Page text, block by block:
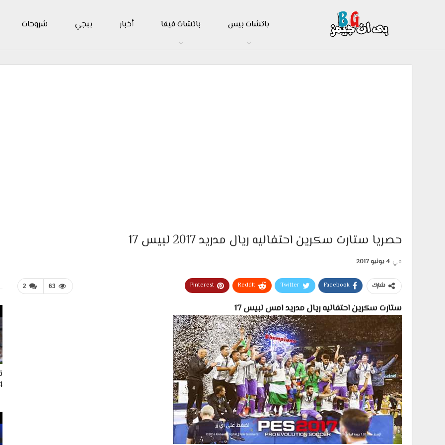
باتشات بيس باتشات فيفا أخبار ببجي شروحات
حصريا ستارت سكرين احتفاليه ريال مدريد 2017 لبيس 17
في 4 يونيو 2017
2 63 شارك Facebook
Twitter
ReddIt
Pinterest
ستارت سكرين احتفاليه ريال مدريد امس لبيس 17